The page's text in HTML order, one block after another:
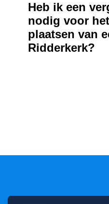
Heb ik een
nodig voor
plaatsen van
Ridderkerk?